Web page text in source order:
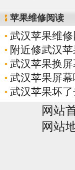
苹果维修阅读
武汉苹果维
附近修武汉
武汉苹果换屏
武汉苹果屏
武汉苹果坏
网站
网站